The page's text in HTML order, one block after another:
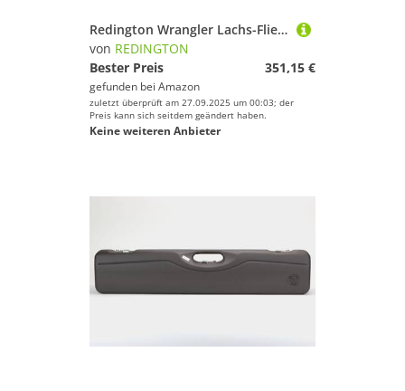
Redington Wrangler Lachs-Fliegenfisch-Set, 2,4 m Lange Rute, Kreuzwasserrolle, Fliegenschnur, Vorfach und Tragetasche
von REDINGTON
Bester Preis
351,15 €
gefunden bei Amazon
zuletzt überprüft am 27.09.2025 um 00:03; der
Preis kann sich seitdem geändert haben.
Keine weiteren Anbieter